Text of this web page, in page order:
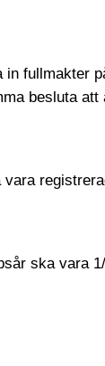
in fullmakter
besluta
ska vara